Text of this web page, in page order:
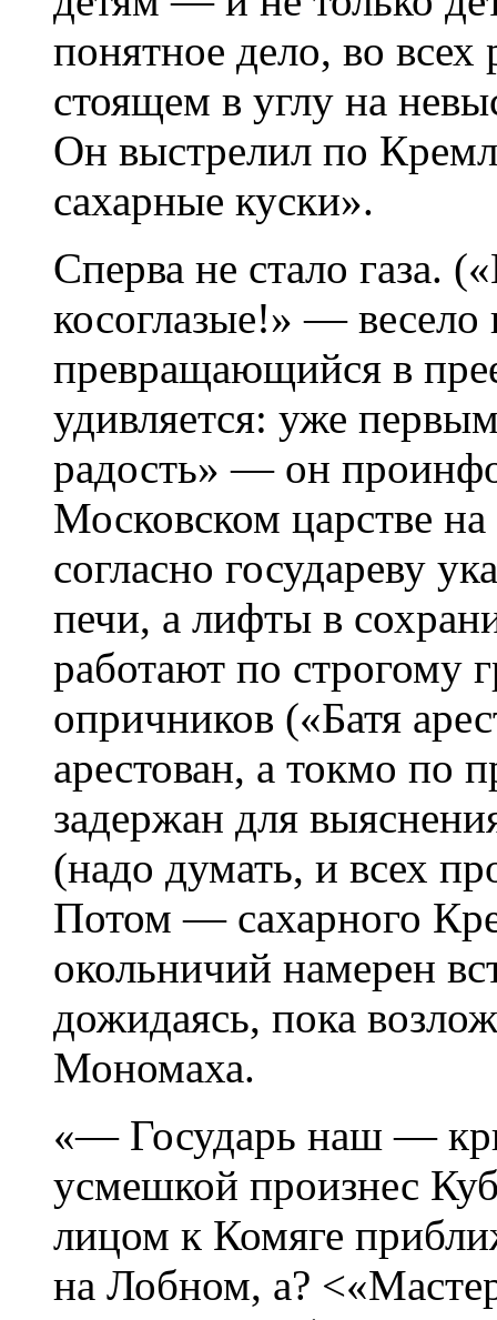
понятное дело, во
стоящем в углу на
Он выстрелил по
сахарные куски».
Сперва не стало газа.
косоглазые!» — весело
превращающийся в
удивляется: уже
радость» — он
Московском царстве
согласно государеву
печи, а лифты в
работают по
опричников («Батя
арестован, а токмо по
задержан для
(надо думать, и всех
Потом — сахарного
окольничий намерен
дожидаясь, пока
Мономаха.
«— Государь наш —
усмешкой произнес
лицом к Комяге
на Лобном, а?